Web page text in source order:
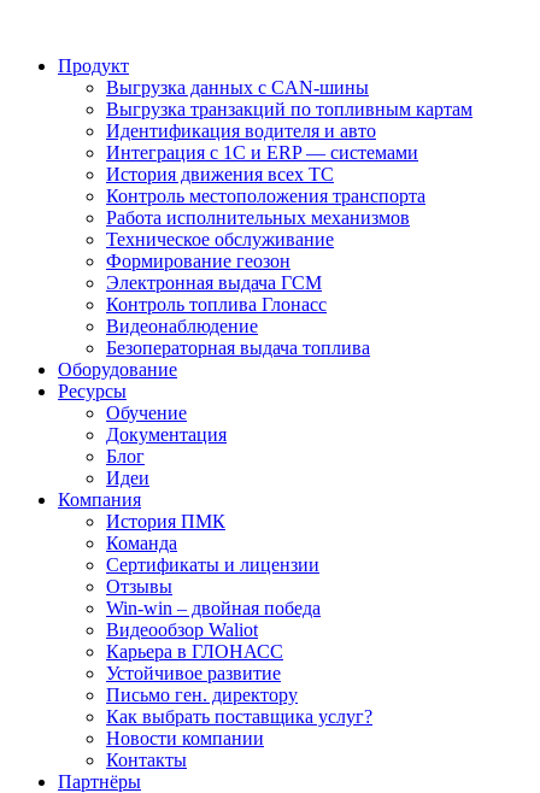
Продукт
Выгрузка данных с CAN-шины
Выгрузка транзакций по топливным картам
Идентификация водителя и авто
Интеграция с 1С и ERP — системами
История движения всех ТС
Контроль местоположения транспорта
Работа исполнительных механизмов
Техническое обслуживание
Формирование геозон
Электронная выдача ГСМ
Контроль топлива Глонасс
Видеонаблюдение
Безоператорная выдача топлива
Оборудование
Ресурсы
Обучение
Документация
Блог
Идеи
Компания
История ПМК
Команда
Сертификаты и лицензии
Отзывы
Win-win – двойная победа
Видеообзор Waliot
Карьера в ГЛОНАСС
Устойчивое развитие
Письмо ген. директору
Как выбрать поставщика услуг?
Новости компании
Контакты
Партнёры